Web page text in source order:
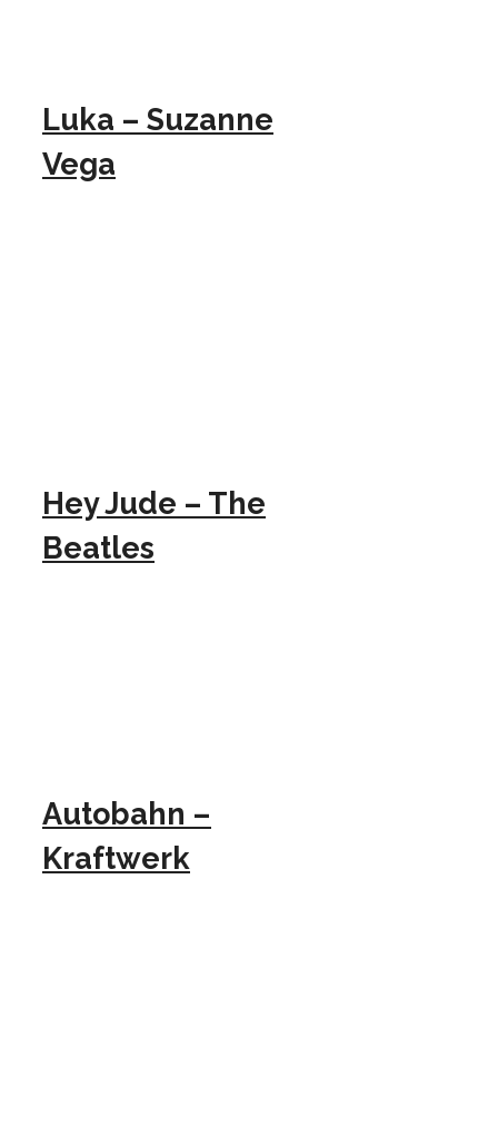
Luka – Suzanne
Vega
Hey Jude – The
Beatles
Autobahn –
Kraftwerk